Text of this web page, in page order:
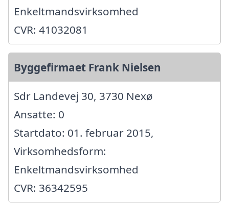
Enkeltmandsvirksomhed
CVR: 41032081
Byggefirmaet Frank Nielsen
Sdr Landevej 30, 3730 Nexø
Ansatte: 0
Startdato: 01. februar 2015,
Virksomhedsform:
Enkeltmandsvirksomhed
CVR: 36342595